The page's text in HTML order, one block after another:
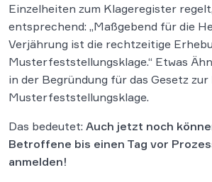
Einzelheiten zum Klageregister
entsprechend: „Maßgebend für die
Verjährung ist die rechtzeitige
Musterfeststellungsklage.“ Etwas
in der Begründung für das Gesetz
Musterfeststellungsklage.
Das bedeutet: Auch jetzt noch
Betroffene bis einen Tag vor
anmelden!